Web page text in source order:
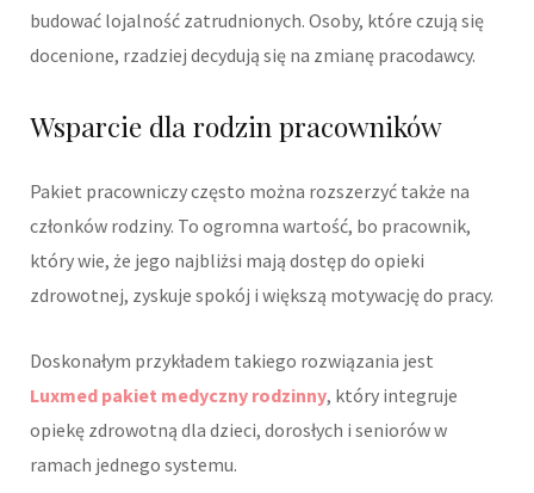
budować lojalność zatrudnionych. Osoby, które czują się
docenione, rzadziej decydują się na zmianę pracodawcy.
Wsparcie dla rodzin pracowników
Pakiet pracowniczy często można rozszerzyć także na
członków rodziny. To ogromna wartość, bo pracownik,
który wie, że jego najbliżsi mają dostęp do opieki
zdrowotnej, zyskuje spokój i większą motywację do pracy.
Doskonałym przykładem takiego rozwiązania jest
Luxmed pakiet medyczny rodzinny, który integruje
opiekę zdrowotną dla dzieci, dorosłych i seniorów w
ramach jednego systemu.